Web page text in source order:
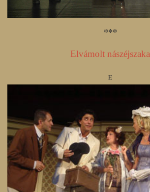
***
Elvámolt nászéjszaka
E